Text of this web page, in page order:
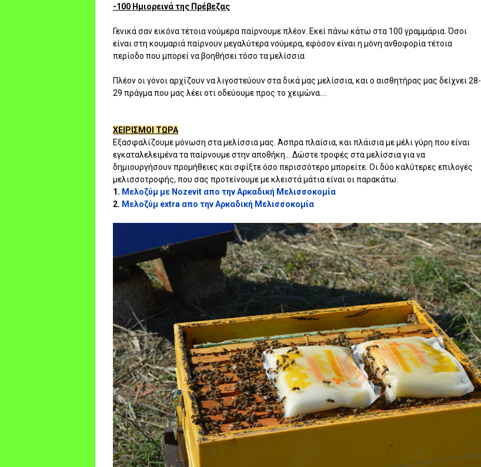
-100 Ημιορεινά της Πρέβεζας
Γενικά σαν εικόνα τέτοια νούμερα παίρνουμε πλέον. Εκεί πάνω κάτω στα 100 γραμμάρια. Όσοι
είναι στη κουμαριά παίρνουν μεγαλύτερα νούμερα, εφόσον είναι η μόνη ανθοφορία τέτοια
περίοδο που μπορεί να βοηθήσει τόσο τα μελίσσια
Πλέον οι γόνοι αρχίζουν να λιγοστεύουν στα δικά μας μελίσσια, και ο αισθητήρας μας δείχνει 28-
29 πράγμα που μας λέει οτι οδεύουμε προς το χειμώνα....
ΧΕΙΡΙΣΜΟΙ ΤΩΡΑ
Εξασφαλίζουμε μόνωση στα μελίσσια μας. Άσπρα πλαίσια, και πλάισια με μέλι γύρη που είναι
εγκαταλελειμένα τα παίρνουμε στην αποθήκη... Δώστε τροφές στα μελίσσια για να
δημιουργήσουν προμήθειες και σφίξτε όσο περισσότερο μπορείτε. Οι δύο καλύτερες επιλογές
μελισσοτροφής, που σας προτείνουμε με κλειστά μάτια είναι οι παρακάτω:
1. Μελοζύμ με Nozevit απο την Αρκαδική Μελισσοκομία
2. Μελοζύμ extra απο την Αρκαδική Μελισσοκομία